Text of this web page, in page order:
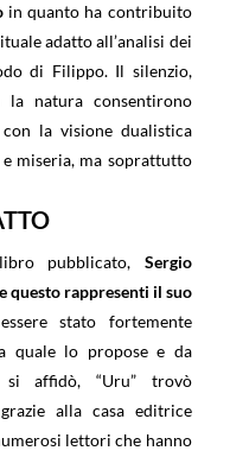
in quanto ha contribuito
adatto all’analisi dei
di Filippo. Il silenzio,
natura consentirono
la visione dualistica
miseria, ma soprattutto
pubblicato, Sergio
questo rappresenti il suo
stato fortemente
quale lo propose e da
si affidò, “Uru” trovò
alla casa editrice
lettori che hanno